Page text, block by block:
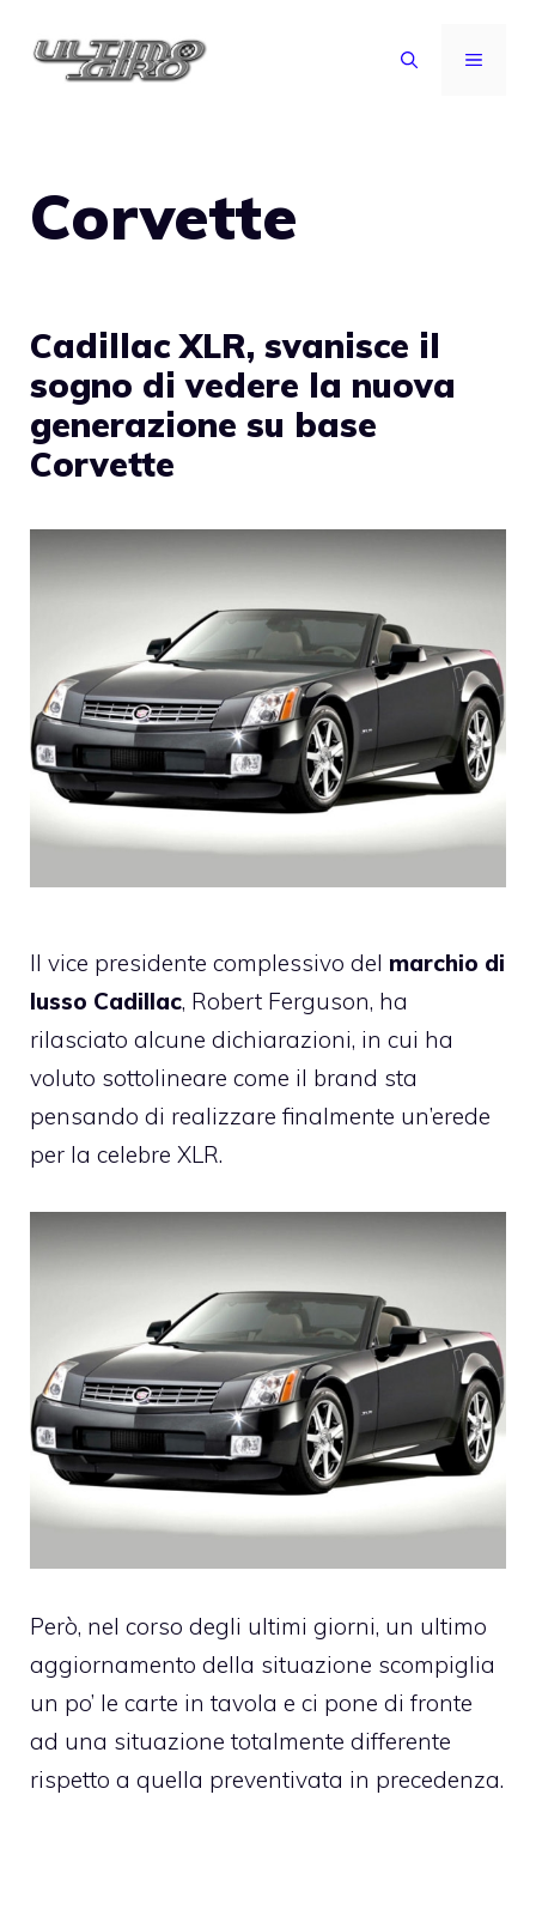
MENU
Corvette
Cadillac XLR, svanisce il
sogno di vedere la nuova
generazione su base
Corvette
Il vice presidente complessivo del marchio di
lusso Cadillac, Robert Ferguson, ha
rilasciato alcune dichiarazioni, in cui ha
voluto sottolineare come il brand sta
pensando di realizzare finalmente un’erede
per la celebre XLR.
Però, nel corso degli ultimi giorni, un ultimo
aggiornamento della situazione scompiglia
un po’ le carte in tavola e ci pone di fronte
ad una situazione totalmente differente
rispetto a quella preventivata in precedenza.